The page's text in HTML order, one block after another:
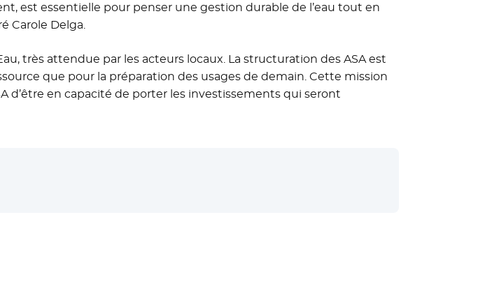
est essentielle pour penser une gestion durable de l’eau tout en
Carole Delga.
très attendue par les acteurs locaux. La structuration des ASA est
que pour la préparation des usages de demain. Cette mission
d’être en capacité de porter les investissements qui seront